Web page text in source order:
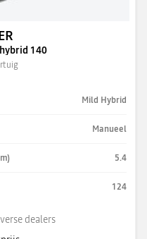
140
Mild Hybrid
Manueel
5.4
124
dealers